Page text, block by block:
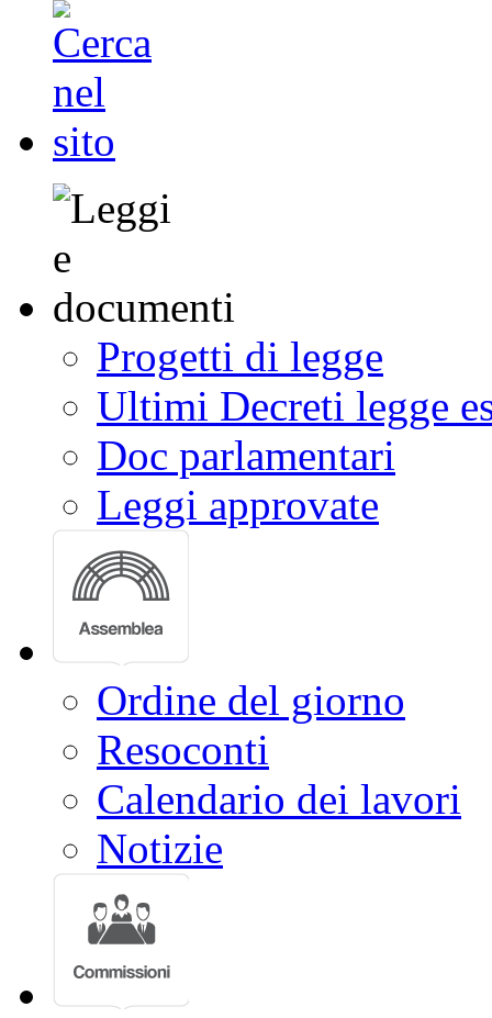
Progetti di legge
Ultimi Decreti legge
Doc parlamentari
Leggi approvate
Ordine del giorno
Resoconti
Calendario dei lavori
Notizie